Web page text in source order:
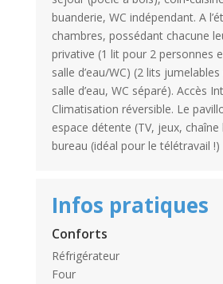
buanderie, WC indépendant. A
chambres, possédant chacune
privative (1 lit pour 2 personnes
salle d’eau/WC) (2 lits
salle d’eau, WC séparé). Accès
Climatisation réversible. Le
espace détente (TV, jeux,
bureau (idéal pour le télétravail !)
Infos pratiques
Conforts
Réfrigérateur
Four